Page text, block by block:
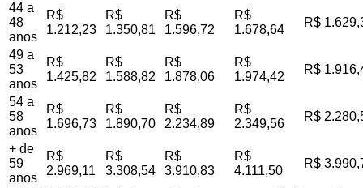
44 a
48
anos
R$
1.212,23
R$
1.350,81
R$
1.596,72
R$
1.678,64
R$
49 a
53
anos
R$
1.425,82
R$
1.588,82
R$
1.878,06
R$
1.974,42
R$
54 a
58
anos
R$
1.696,73
R$
1.890,70
R$
2.234,89
R$
2.349,56
R$
+ de
59
anos
R$
2.969,11
R$
3.308,54
R$
3.910,83
R$
4.111,50
R$